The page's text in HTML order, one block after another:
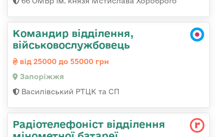
Командир відділення,
військовослужбовець
від 25000 до 55000 грн
Запоріжжя
Василівський РТЦК та СП
Радіотелефоніст відділення